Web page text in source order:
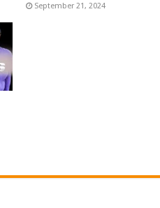
September 21, 2024